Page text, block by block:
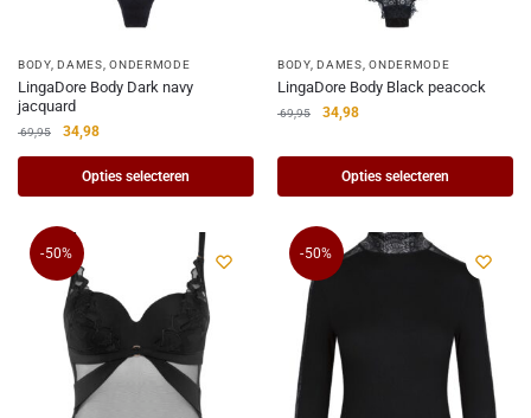
BODY,DAMES ,ONDERMODE
LingaDore Body Dark navy
jacquard
69,95 34,98
Opties selecteren
BODY,DAMES ,ONDERMODE
LingaDore Body Black peacock
69,95 34,98
Opties selecteren
-50% -50%